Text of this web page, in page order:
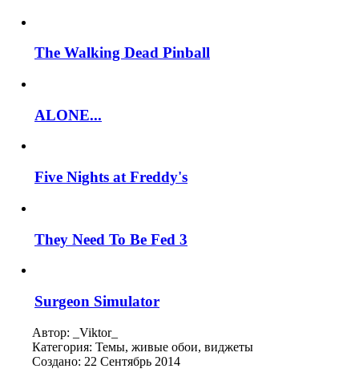
The Walking Dead Pinball
ALONE...
Five Nights at Freddy's
They Need To Be Fed 3
Surgeon Simulator
Автор:
_Viktor_
Категория: Темы, живые обои, виджеты
Создано: 22 Сентябрь 2014